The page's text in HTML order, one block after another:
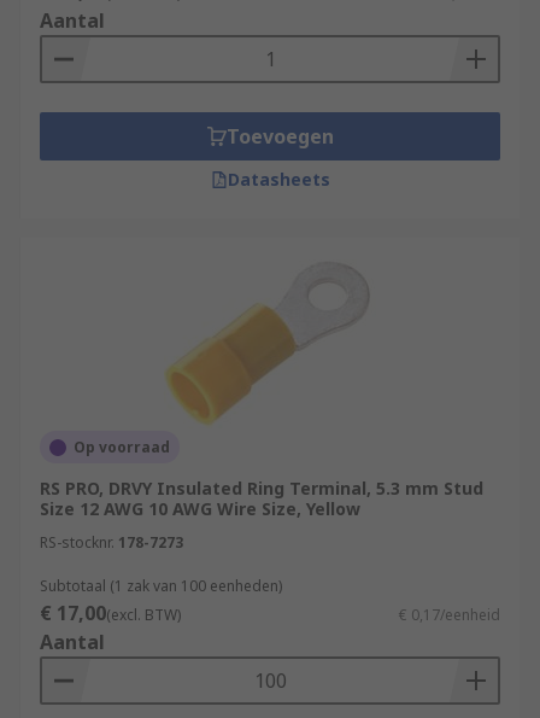
Aantal
Toevoegen
Datasheets
Op voorraad
RS PRO, DRVY Insulated Ring Terminal, 5.3 mm Stud
Size 12 AWG 10 AWG Wire Size, Yellow
RS-stocknr. 178-7273
Subtotaal (1 zak van 100 eenheden)
€ 17,00(excl. BTW) € 0,17/eenheid
Aantal